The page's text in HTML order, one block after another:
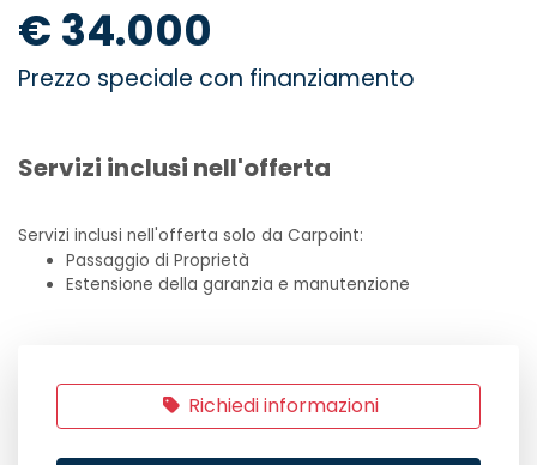
€ 34.000
Prezzo speciale con finanziamento
Servizi inclusi nell'offerta
Servizi inclusi nell'offerta solo da Carpoint:
Passaggio di Proprietà
Estensione della garanzia e manutenzione
Richiedi informazioni